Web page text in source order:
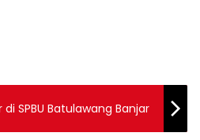
SPBU Batulawang Banjar